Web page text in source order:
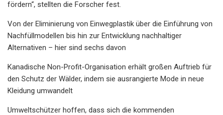
fördern“, stellten die Forscher fest.
Von der Eliminierung von Einwegplastik über die Einführung von
Nachfüllmodellen bis hin zur Entwicklung nachhaltiger
Alternativen – hier sind sechs davon
Kanadische Non-Profit-Organisation erhält großen Auftrieb für
den Schutz der Wälder, indem sie ausrangierte Mode in neue
Kleidung umwandelt
Umweltschützer hoffen, dass sich die kommenden